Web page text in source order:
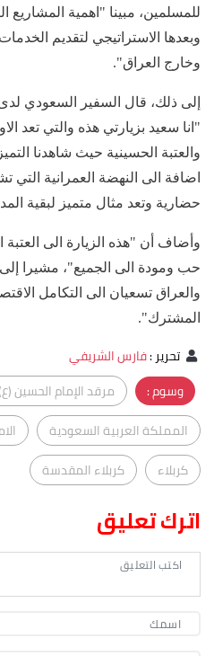
للمسلمين، مبينا "اهمية المشاريع
وبعدها الاستراتيجي لتقديم
وخارج العراق".
إلى ذلك، قال السفير السعودي
"انا سعيد بزيارتي هذه والتي تعد
والعتبة الحسينية حيث شاهدنا
اضافة الى النهضة العمرانية التي
حضارية وتعد مثال متميز لبقية
وأضاف أن "هذه الزيارة الى
حب ومودة الى الجميع"، مشيرا إلى
والعراق تسعيان الى التكامل
المشترك".
تحرير:فارس الشريفي
وسوم :
مرقد الإمام الحسين (ع)
المملكة العربية السعودية
كربلاء
كربلاء المقدسة
اترك تعليق